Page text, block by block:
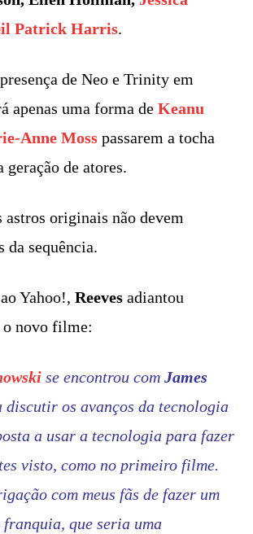
Patrick Harris.
de Neo e Trinity em
apenas uma forma de Keanu
Anne Moss passarem a tocha
geração de atores.
astros originais não devem
da sequência.
Yahoo!, Reeves adiantou
o novo filme:
se encontrou com James
discutir os avanços da tecnologia
a usar a tecnologia para fazer
visto, como no primeiro filme.
com meus fãs de fazer um
que seria uma